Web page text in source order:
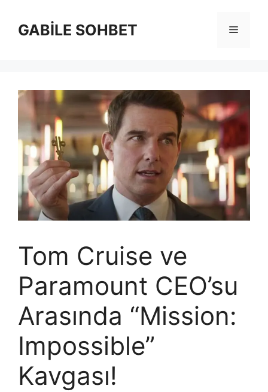
GABİLE SOHBET Menü
Tom Cruise ve
Paramount CEO’su
Arasında “Mission:
Impossible”
Kavgası!